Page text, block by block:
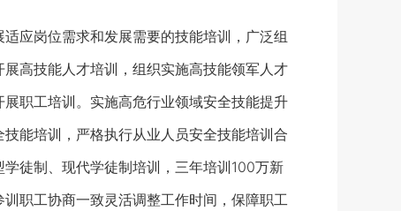
应岗位需求和发展需要的技能培训，广泛组
高技能人才培训，组织实施高技能领军人才
职工培训。实施高危行业领域安全技能提升
能培训，严格执行从业人员安全技能培训合
徒制、现代学徒制培训，三年培训100万新
职工协商一致灵活调整工作时间，保障职工